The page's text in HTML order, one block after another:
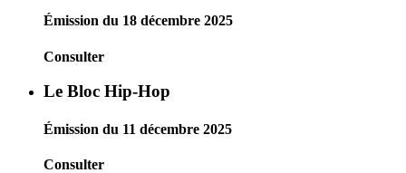
Émission du 18 décembre 2025
Consulter
Le Bloc Hip-Hop
Émission du 11 décembre 2025
Consulter